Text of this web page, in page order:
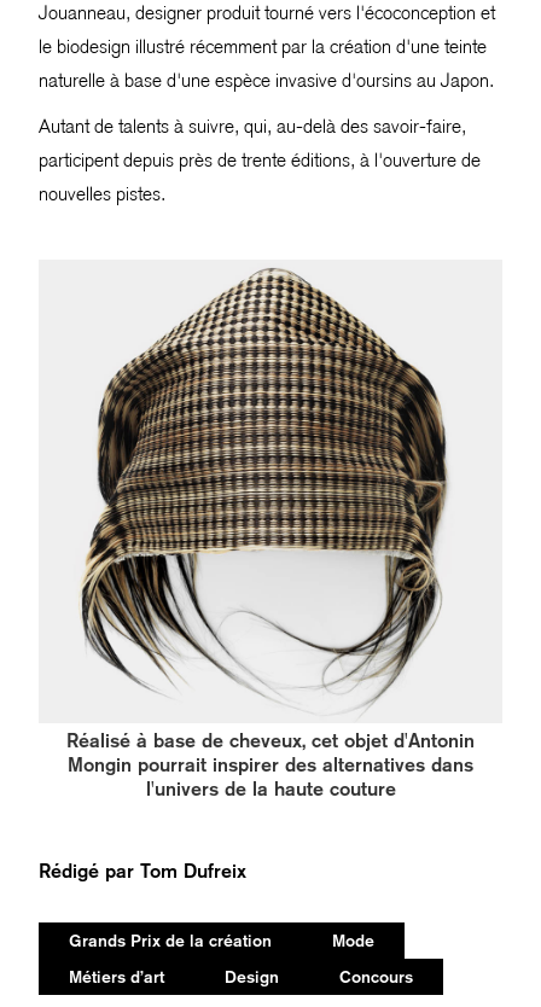
Jouanneau, designer produit tourné vers l'écoconception et
le biodesign illustré récemment par la création d'une teinte
naturelle à base d'une espèce invasive d'oursins au Japon.
Autant de talents à suivre, qui, au-delà des savoir-faire,
participent depuis près de trente éditions, à l'ouverture de
nouvelles pistes.
Réalisé à base de cheveux, cet objet d'Antonin
Mongin pourrait inspirer des alternatives dans
l'univers de la haute couture
Rédigé par Tom Dufreix
Grands Prix de la création
Mode
Métiers d’art
Design Concours